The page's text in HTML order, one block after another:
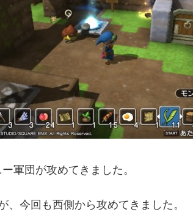
軍団が攻めてきました。
、今回も西側から攻めてきました。